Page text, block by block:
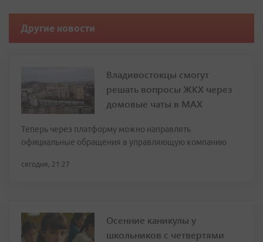
Другие новости
Владивостокцы смогут
решать вопросы ЖКХ через
домовые чаты в МАХ
Теперь через платформу можно направлять
официальные обращения в управляющую компанию
сегодня, 21:27
Осенние каникулы у
школьников с четвертями